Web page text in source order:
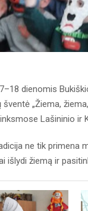
dienomis
šventė „Žiema,
Lašininio ir
ne tik primena
išlydi žiemą ir